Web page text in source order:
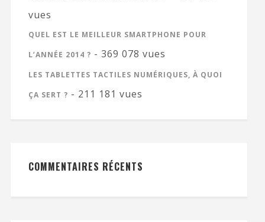
vues
QUEL EST LE MEILLEUR SMARTPHONE POUR
L’ANNÉE 2014 ? - 369 078 vues
LES TABLETTES TACTILES NUMÉRIQUES, À QUOI
ÇA SERT ? - 211 181 vues
COMMENTAIRES RÉCENTS